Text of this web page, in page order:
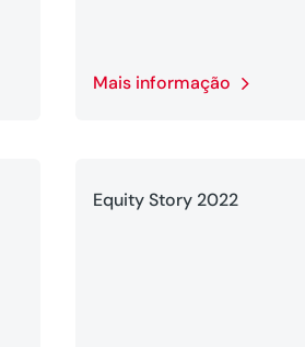
Mais informação
Equity Story 2022